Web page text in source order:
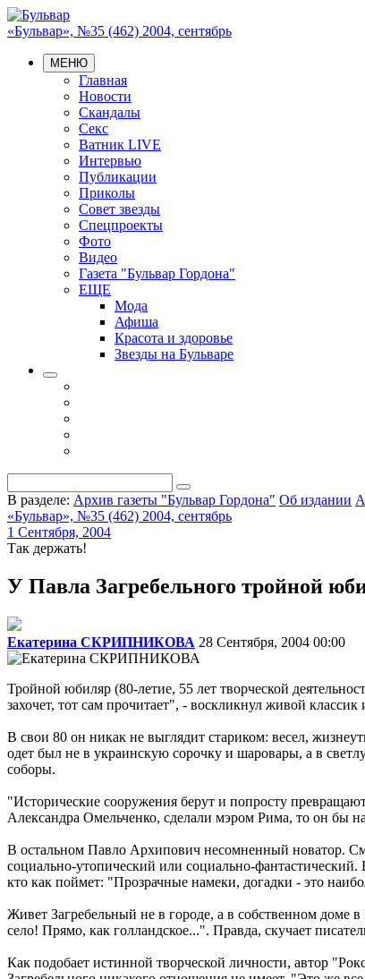
«Бульвар», №35 (462) 2004, сентябрь
МЕНЮ
Главная
Новости
Скандалы
Секс
Ватник LIVE
Интервью
Публикации
Приколы
Совет звезды
Спецпроекты
Фото
Видео
Газета "Бульвар Гордона"
ЕЩЕ
Мода
Афиша
Красота и здоровье
Звезды на Бульваре
В разделе: Архив газеты "Бульвар Гордона" Об издании
«Бульвар», №35 (462) 2004, сентябрь
1 Сентября, 2004
Так держать!
У Павла Загребельного тройной
Екатерина СКРИПНИКОВА 28 Сентября, 2004 00:00
Тройной юбиляр (80-летие, 55 лет творческой
захочет, тот сам прочитает", - воскликнул живой
В свои 80 он никак не выглядит стариком: весел,
одет был не в украинскую сорочку и шаровары, а в
соборы.
"Исторические сооружения берут и попросту
Александра Омельченко, сделали мэром Рима, то он бы
В остальном Павло Архипович несомненный новатор.
социально-утопический или социально-
кто как поймет: "Прозрачные намеки, догадки - это
Живет Загребельный не в городе, а в собственном доме
село! Прямо, как голландское...". Правда, скучает
Как подобает истинной творческой личности, автор